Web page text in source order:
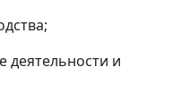
деятельности и